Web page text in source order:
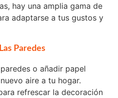
hay una amplia gama de
adaptarse a tus gustos y
Paredes
o añadir papel
aire a tu hogar.
refrescar la decoración